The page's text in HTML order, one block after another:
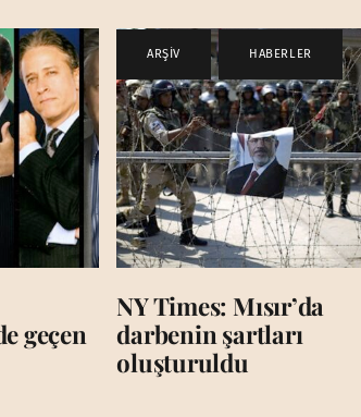
geçen
ARŞİV , HABERLER
NY Times: Mısır’da
darbenin şartları
oluşturuldu